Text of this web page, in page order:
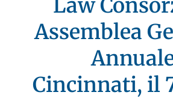
Law
Assemblea
Cincinnati, il